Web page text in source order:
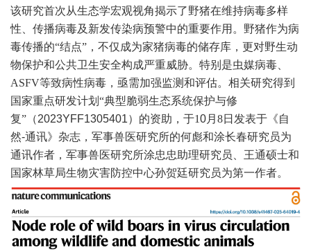
该研究首次从生态学宏观视角揭示了野猪在维持病毒多样
性、传播病毒及新发传染病预警中的重要作用。野猪作为病
毒传播的“结点”，不仅成为家猪病毒的储存库，更对野生动
物保护和公共卫生安全构成严重威胁。特别是虫媒病毒、
ASFV等致病性病毒，亟需加强监测和评估。相关研究得到
国家重点研发计划 “典型脆弱生态系统保护与修
复”（2023YFF1305401）的资助，于10月 8日 发表于《自
然-通讯》杂志，军事兽医研究所的何彪和涂长春研究员为
通讯作者，军事兽医研究所涂忠忠助理研究员、王通硕士和
国家林草局生物灾害防控中心孙贺廷研究员为第一作者。